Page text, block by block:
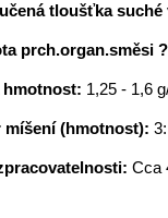
tloušťka
prch.organ.směsi
hmotnost: 1,25 - 1,6
míšení (hmotnost):
Cca